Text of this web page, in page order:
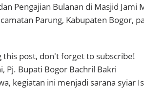
Pengajian Bulanan di Masjid Jami
Parung, Kabupaten Bogor,
this post, don't forget to subscribe!
Pj. Bupati Bogor Bachril Bakri
kegiatan ini menjadi sarana syiar